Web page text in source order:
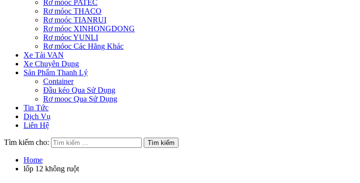
Rơ móoc PATEC
Rơ móoc THACO
Rơ moóc TIANRUI
Rơ móoc XINHONGDONG
Rơ móoc YUNLI
Rơ móoc Các Hãng Khác
Xe Tải VAN
Xe Chuyên Dụng
Sản Phẩm Thanh Lý
Container
Đầu kéo Qua Sử Dụng
Rơ mooc Qua Sử Dụng
Tin Tức
Dịch Vụ
Liên Hệ
Tìm kiếm cho:
Home
lốp 12 không ruột